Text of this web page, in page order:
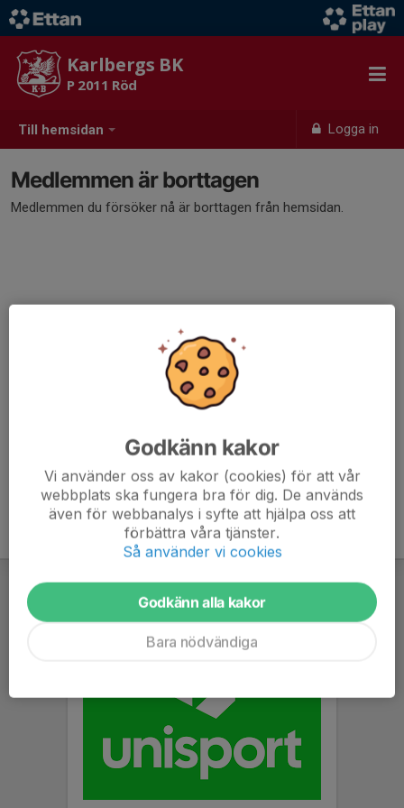
Till hemsidan Logga in
Karlbergs BK
P 2011 Röd
Medlemmen är borttagen
Medlemmen du försöker nå är borttagen från hemsidan.
Godkänn kakor
Vi använder oss av kakor (cookies) för att vår
webbplats ska fungera bra för dig. De används
även för webbanalys i syfte att hjälpa oss att
förbättra våra tjänster.
Så använder vi cookies
Godkänn alla kakor
Bara nödvändiga